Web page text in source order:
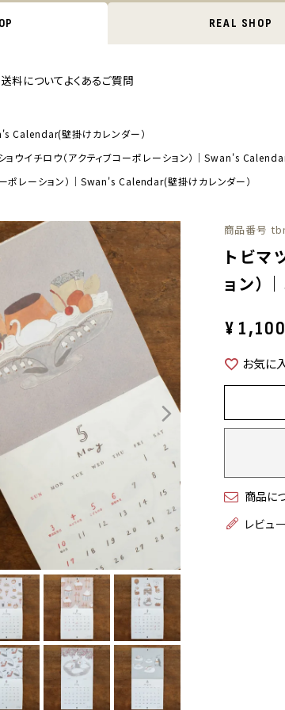
REAL SHOP
送料についてよくあるご質問
Calendar(壁掛けカレンダー）
ョウイチロウ（アクティブコーポレーション）｜Swan's
ーポレーション）｜Swan's Calendar(壁掛けカレンダー）
商品番号
トビマ
ョン
¥
お気に
商品に
レビュ